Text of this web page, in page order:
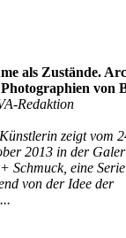
als Zustände.
von
Redaktion
zeigt vom
2013 in der
Schmuck, eine
von der Idee der